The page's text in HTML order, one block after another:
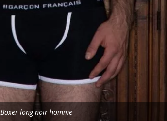
Boxer long noir homme